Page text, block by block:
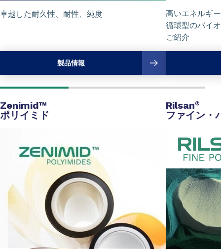
卓越した耐久性、耐性、純度
製品情報
高いエネルギ
循環型のバイ
ご紹介
Zenimid™
ポリイミド
Rilsan®
ファイン・